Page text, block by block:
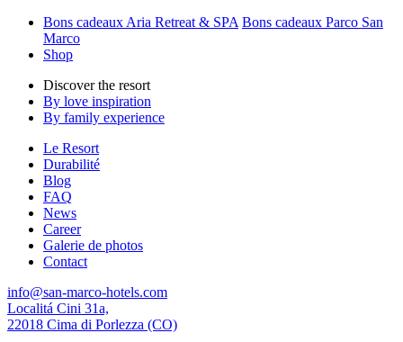
Bons cadeaux Aria Retreat & SPA Bons cadeaux Parco San
Marco
Shop
Discover the resort
By love inspiration
By family experience
Le Resort
Durabilité
Blog
FAQ
News
Career
Galerie de photos
Contact
info@san-marco-hotels.com
Localitá Cini 31a,
22018 Cima di Porlezza (CO)